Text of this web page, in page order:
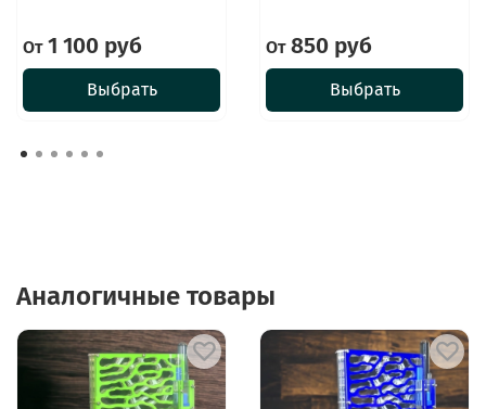
От1 100 руб
Выбрать
От850 руб
Выбрать
Аналогичные товары